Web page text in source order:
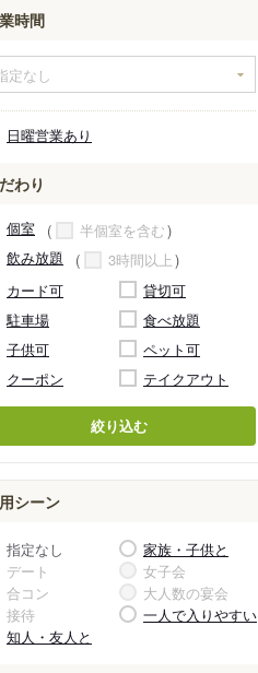
時間
日曜営業あり
わり
個室
半個室を含む
飲み放題
3時間以上
カード可
貸切可
駐車場
食べ放題
子供可
ペット可
クーポン
テイクアウト
絞り込む
シーン
指定なし
家族・子供と
デート
女子会
合コン
大人数の宴会
接待
一人で入りやすい
知人・友人と